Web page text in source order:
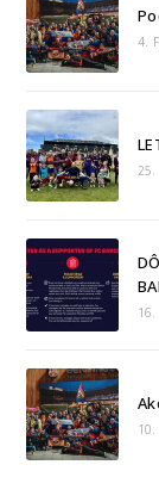
4.
25.
16.
10.